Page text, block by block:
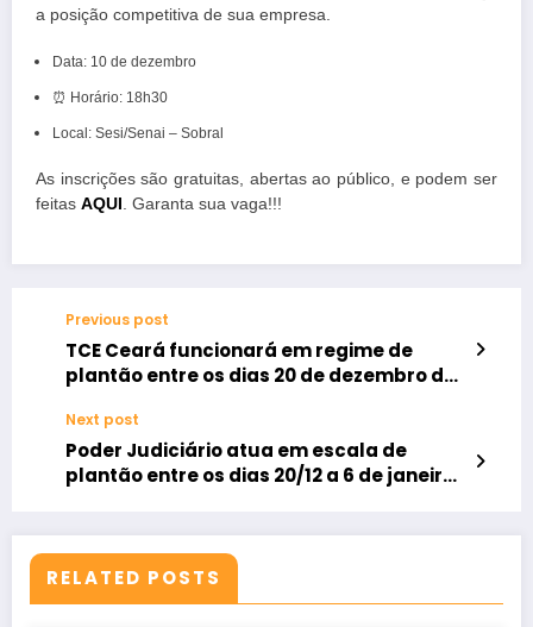
a posição competitiva de sua empresa.
Data: 10 de dezembro
⏰ Horário: 18h30
Local: Sesi/Senai – Sobral
As inscrições são gratuitas, abertas ao público, e podem ser
feitas AQUI . Garanta sua vaga!!!
Previous post
TCE Ceará funcionará em regime de
plantão entre os dias 20 de dezembro de
Next post
Poder Judiciário atua em escala de
plantão entre os dias 20/12 a 6 de janeiro
RELATED POSTS